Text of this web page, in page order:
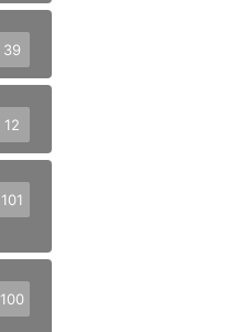
39
12
101
100